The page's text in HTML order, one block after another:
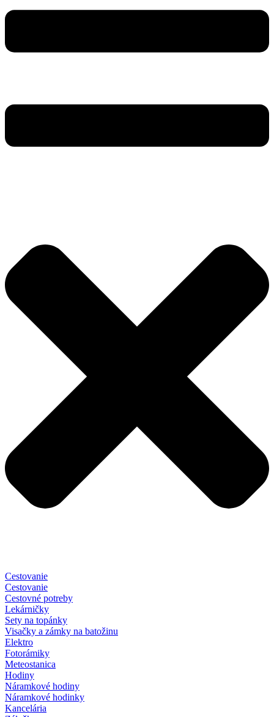
Cestovanie
Cestovanie
Cestovné potreby
Lekárničky
Sety na topánky
Visačky a zámky na batožinu
Elektro
Fotorámiky
Meteostanica
Hodiny
Náramkové hodiny
Náramkové hodinky
Kancelária